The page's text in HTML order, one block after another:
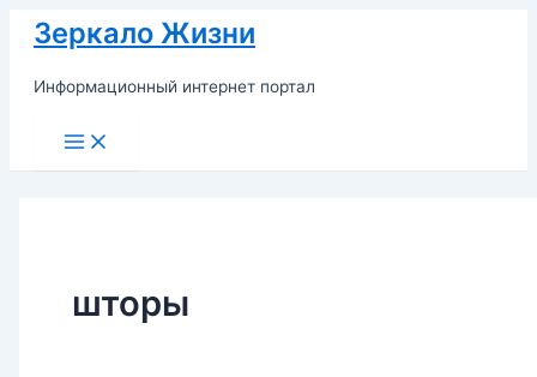
Перейти
содержимому
Зеркало Жизни
Информационный интернет портал
Main
Menu
шторы